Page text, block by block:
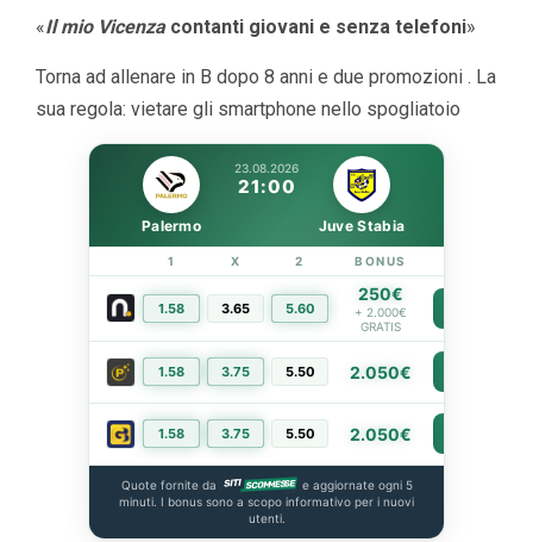
«Il mio Vicenzacontanti giovani e senza telefoni»
Torna ad allenare in B dopo 8 anni e due promozioni . La
sua regola: vietare gli smartphone nello spogliatoio
23.08.2026
21:00
Palermo Juve Stabia
1 X 2 BONUS
1.58 3.65 5.60
250€
+ 2.000€
GRATIS
1.58 3.75 5.50 2.050€
1.58 3.75 5.50 2.050€
Quote fornite da
e aggiornate ogni 5
minuti. I bonus sono a scopo informativo per i nuovi
utenti.